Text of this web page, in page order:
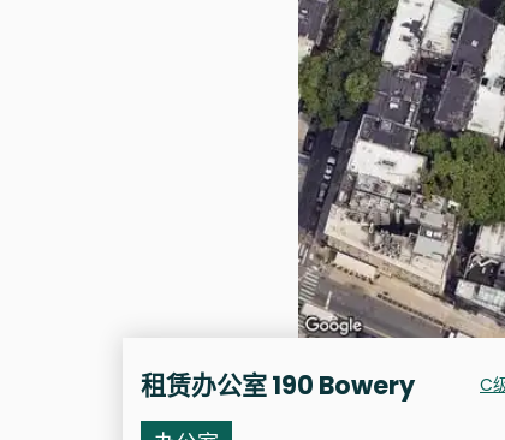
租赁办公室 190 Bowery C